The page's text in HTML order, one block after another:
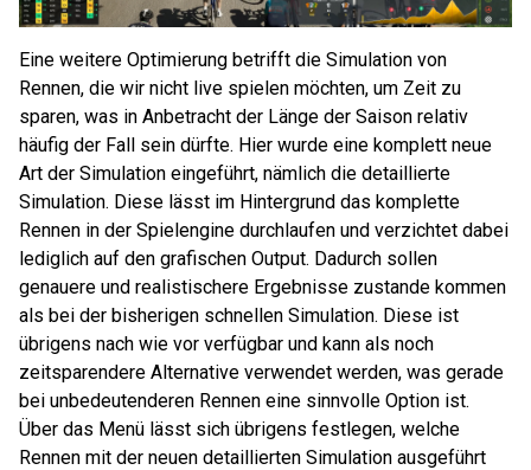
Eine weitere Optimierung betrifft die Simulation von
Rennen, die wir nicht live spielen möchten, um Zeit zu
sparen, was in Anbetracht der Länge der Saison relativ
häufig der Fall sein dürfte. Hier wurde eine komplett neue
Art der Simulation eingeführt, nämlich die detaillierte
Simulation. Diese lässt im Hintergrund das komplette
Rennen in der Spielengine durchlaufen und verzichtet dabei
lediglich auf den grafischen Output. Dadurch sollen
genauere und realistischere Ergebnisse zustande kommen
als bei der bisherigen schnellen Simulation. Diese ist
übrigens nach wie vor verfügbar und kann als noch
zeitsparendere Alternative verwendet werden, was gerade
bei unbedeutenderen Rennen eine sinnvolle Option ist.
Über das Menü lässt sich übrigens festlegen, welche
Rennen mit der neuen detaillierten Simulation ausgeführt